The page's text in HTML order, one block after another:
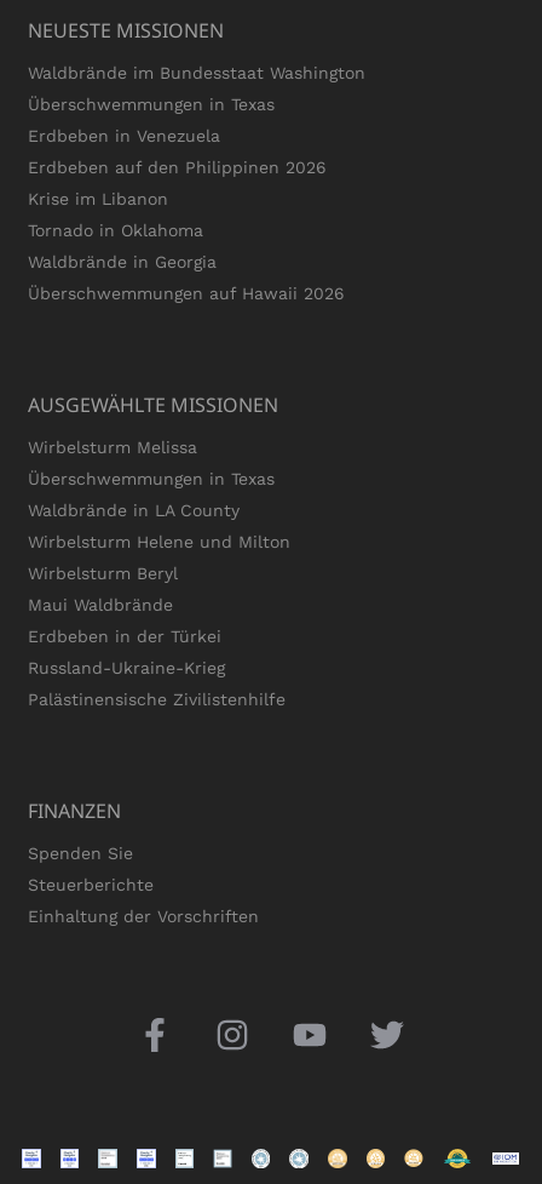
NEUESTE MISSIONEN
Waldbrände im Bundesstaat Washington
Überschwemmungen in Texas
Erdbeben in Venezuela
Erdbeben auf den Philippinen 2026
Krise im Libanon
Tornado in Oklahoma
Waldbrände in Georgia
Überschwemmungen auf Hawaii 2026
AUSGEWÄHLTE MISSIONEN
Wirbelsturm Melissa
Überschwemmungen in Texas
Waldbrände in LA County
Wirbelsturm Helene und Milton
Wirbelsturm Beryl
Maui Waldbrände
Erdbeben in der Türkei
Russland-Ukraine-Krieg
Palästinensische Zivilistenhilfe
FINANZEN
Spenden Sie
Steuerberichte
Einhaltung der Vorschriften